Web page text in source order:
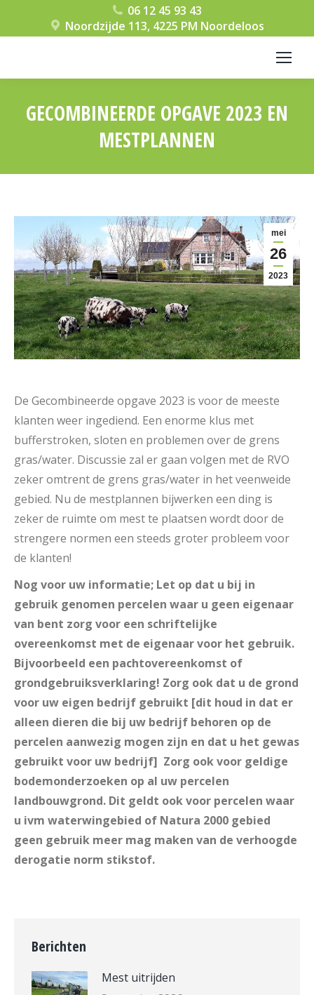
06 12 45 93 43
Noordzijde 113, 4225 PM Noordeloos
GECOMBINEERDE OPGAVE 2023 EN
MESTPLANNEN
mei
26
2023
De Gecombineerde opgave 2023 is voor de meeste
klanten weer ingediend. Een enorme klus met
bufferstroken, sloten en problemen over de grens
gras/water. Discussie zal er gaan volgen met de RVO
zeker omtrent de grens gras/water in het veenweide
gebied. Nu de mestplannen bijwerken een ding is
zeker de ruimte om mest te plaatsen wordt door de
strengere normen een steeds groter probleem voor
de klanten!
Nog voor uw informatie; Let op dat u bij in
gebruik genomen percelen waar u geen eigenaar
van bent zorg voor een schriftelijke
overeenkomst met de eigenaar voor het gebruik.
Bijvoorbeeld een pachtovereenkomst of
grondgebruiksverklaring! Zorg ook dat u de grond
voor uw eigen bedrijf gebruikt [dit houd in dat er
alleen dieren die bij uw bedrijf behoren op de
percelen aanwezig mogen zijn en dat u het gewas
gebruikt voor uw bedrijf] Zorg ook voor geldige
bodemonderzoeken op al uw percelen
landbouwgrond. Dit geldt ook voor percelen waar
u ivm waterwingebied of Natura 2000 gebied
geen gebruik meer mag maken van de verhoogde
derogatie norm stikstof.
Berichten
Mest uitrijden